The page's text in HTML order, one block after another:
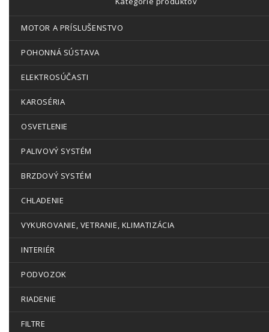
MOTOR A PRÍSLUŠENSTVO
POHONNÁ SÚSTAVA
ELEKTROSÚČASTI
KAROSÉRIA
OSVETLENIE
PALIVOVÝ SYSTÉM
BRZDOVÝ SYSTÉM
CHLADENIE
VYKUROVANIE, VETRANIE, KLIMATIZÁCIA
INTERIÉR
PODVOZOK
RIADENIE
FILTRE